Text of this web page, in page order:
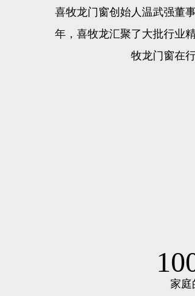
喜牧龙门窗创始人温武强董
年，喜牧龙汇聚了大批行业
牧龙门窗在
家庭